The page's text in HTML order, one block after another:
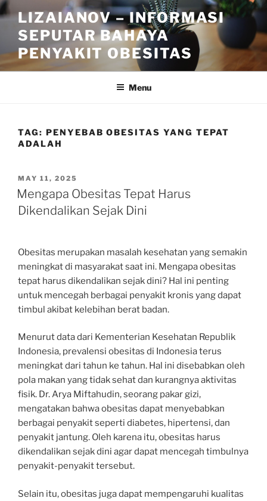
Skip
to
content
LIZAIANOV – INFORMASI
SEPUTAR BAHAYA
PENYAKIT OBESITAS
Menu
TAG: PENYEBAB OBESITAS YANG TEPAT
ADALAH
POSTED
ON
MAY 11, 2025
Mengapa Obesitas Tepat Harus
Dikendalikan Sejak Dini
Obesitas merupakan masalah kesehatan yang semakin
meningkat di masyarakat saat ini. Mengapa obesitas
tepat harus dikendalikan sejak dini? Hal ini penting
untuk mencegah berbagai penyakit kronis yang dapat
timbul akibat kelebihan berat badan.
Menurut data dari Kementerian Kesehatan Republik
Indonesia, prevalensi obesitas di Indonesia terus
meningkat dari tahun ke tahun. Hal ini disebabkan oleh
pola makan yang tidak sehat dan kurangnya aktivitas
fisik. Dr. Arya Miftahudin, seorang pakar gizi,
mengatakan bahwa obesitas dapat menyebabkan
berbagai penyakit seperti diabetes, hipertensi, dan
penyakit jantung. Oleh karena itu, obesitas harus
dikendalikan sejak dini agar dapat mencegah timbulnya
penyakit-penyakit tersebut.
Selain itu, obesitas juga dapat mempengaruhi kualitas